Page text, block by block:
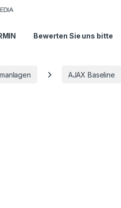
Bewerten Sie uns bitte
AJAX Baseline